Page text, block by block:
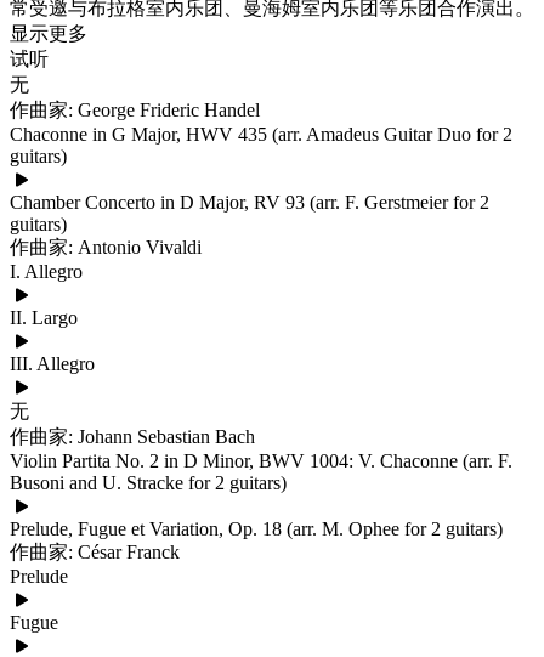
常受邀与布拉格室内乐团、曼海姆室内乐团等乐团合作演出。
显示更多
试听
无
作曲家: George Frideric Handel
Chaconne in G Major, HWV 435 (arr. Amadeus Guitar Duo for 2
guitars)
Chamber Concerto in D Major, RV 93 (arr. F. Gerstmeier for 2
guitars)
作曲家: Antonio Vivaldi
I. Allegro
II. Largo
III. Allegro
无
作曲家: Johann Sebastian Bach
Violin Partita No. 2 in D Minor, BWV 1004: V. Chaconne (arr. F.
Busoni and U. Stracke for 2 guitars)
Prelude, Fugue et Variation, Op. 18 (arr. M. Ophee for 2 guitars)
作曲家: César Franck
Prelude
Fugue